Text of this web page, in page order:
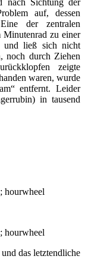
auf, dessen
der zentralen
Minutenrad zu einer
und ließ sich nicht
noch durch Ziehen
zeigte
waren, wurde
entfernt. Leider
in tausend
hourwheel
hourwheel
das letztendliche